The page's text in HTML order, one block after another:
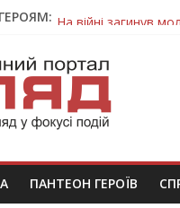
На війні загинув
Захисник з
Тернопільщина
Вважався
ПАНТЕОН ГЕРОЇВ